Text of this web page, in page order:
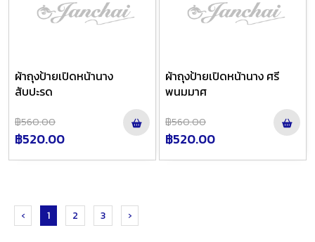
ผ้าถุงป้ายเปิดหน้านาง
สับปะรด
฿560.00
฿520.00
ผ้าถุงป้ายเปิดหน้านาง ศรี
พนมมาศ
฿560.00
฿520.00
‹ 1 2 3 ›